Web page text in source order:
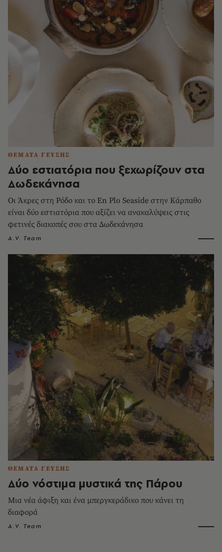
ΘΕΜΑΤΑ ΓΕΥΣΗΣ
Δύο εστιατόρια που ξεχωρίζουν στα
Δωδεκάνησα
Οι Άκρες στη Ρόδο και το En Plo Seaside στην Κάρπαθο
είναι δύο εστιατόρια που αξίζει να ανακαλύψεις στις
φετινές διακοπές σου στα Δωδεκάνησα
A.V. Team
ΘΕΜΑΤΑ ΓΕΥΣΗΣ
Δύο νόστιμα μυστικά της Πάρου
Μια νέα άφιξη και ένα μπεργκεράδικο που κάνει τη
διαφορά
A.V. Team